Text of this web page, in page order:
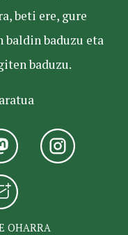
beti ere, gure
baduzu eta
baduzu.
OHARRA